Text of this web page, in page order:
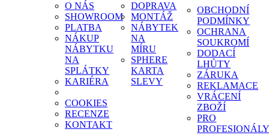
O NÁS
SHOWROOM
PLATBA
NÁKUP
NÁBYTKU
NA
SPLÁTKY
KARIÉRA
COOKIES
RECENZE
KONTAKT
DOPRAVA
MONTÁŽ
NÁBYTEK
NA
MÍRU
SPHERE
KARTA
SLEVY
OBCHODNÍ
PODMÍNKY
OCHRANA
SOUKROMÍ
DODACÍ
LHŮTY
ZÁRUKA
REKLAMACE
VRÁCENÍ
ZBOŽÍ
PRO